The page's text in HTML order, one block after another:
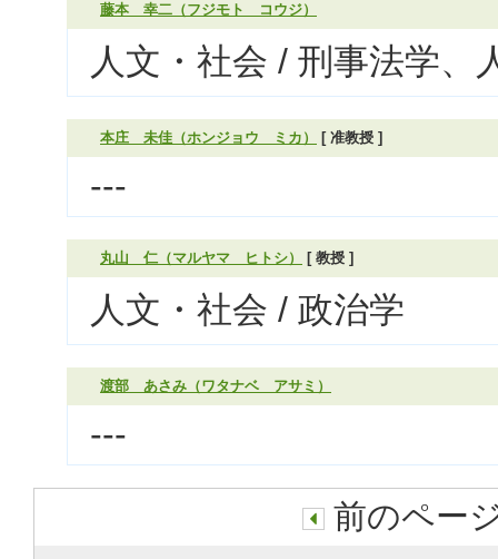
藤本 幸二（フジモト コウジ）
人文・社会 / 刑事法学、
本庄 未佳（ホンジョウ ミカ） [ 准教授 ]
---
丸山 仁（マルヤマ ヒトシ） [ 教授 ]
人文・社会 / 政治学
渡部 あさみ（ワタナベ アサミ）
---
前のペー